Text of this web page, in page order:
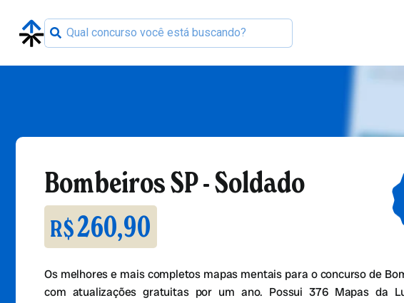
Bombeiros SP - Soldado
R$260,90
Os melhores e mais completos mapas mentais para o concurso de
com atualizações gratuitas por um ano. Possui 376 Mapas da